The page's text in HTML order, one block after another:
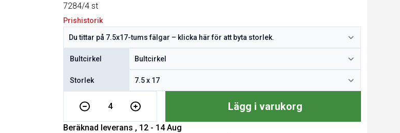
7284/4 st
Prishistorik
Bultcirkel
Storlek
4 Lägg i varukorg
Beräknad leverans , 12 - 14 Aug